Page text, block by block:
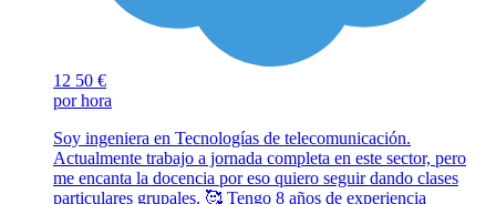
12 50 €
por hora
Soy ingeniera en Tecnologías de telecomunicación.
Actualmente trabajo a jornada completa en este sector, pero
me encanta la docencia por eso quiero seguir dando clases
particulares grupales. 🥰 Tengo 8 años de experiencia